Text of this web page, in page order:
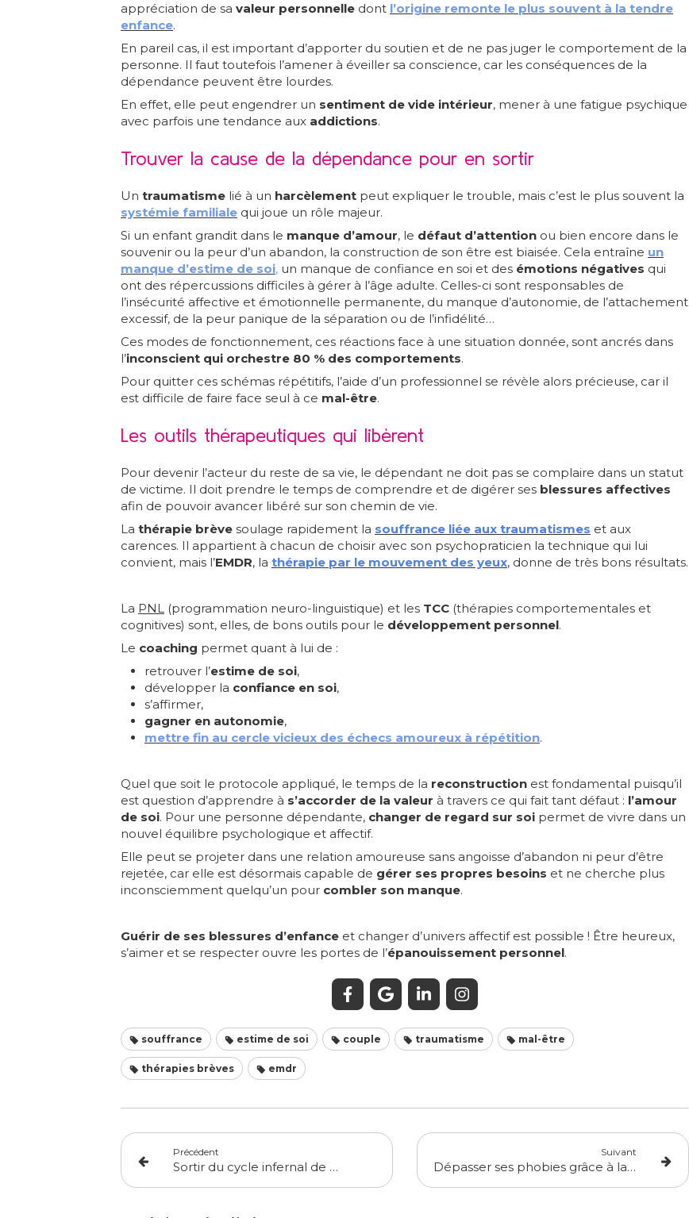
appréciation de sa valeur personnelle dont l’origine remonte le plus souvent à la tendre
enfance.
En pareil cas, il est important d’apporter du soutien et de ne pas juger le comportement de la
personne. Il faut toutefois l’amener à éveiller sa conscience, car les conséquences de la
dépendance peuvent être lourdes.
En effet, elle peut engendrer un sentiment de vide intérieur, mener à une fatigue psychique
avec parfois une tendance aux addictions.
Trouver la cause de la dépendance pour en sortir
Un traumatisme lié à un harcèlement peut expliquer le trouble, mais c’est le plus souvent la
systémie familiale qui joue un rôle majeur.
Si un enfant grandit dans le manque d’amour, le défaut d’attention ou bien encore dans le
souvenir ou la peur d’un abandon, la construction de son être est biaisée. Cela entraîne un
manque d’estime de soi, un manque de confiance en soi et des émotions négatives qui
ont des répercussions difficiles à gérer à l’âge adulte. Celles-ci sont responsables de
l’insécurité affective et émotionnelle permanente, du manque d’autonomie, de l’attachement
excessif, de la peur panique de la séparation ou de l’infidélité…
Ces modes de fonctionnement, ces réactions face à une situation donnée, sont ancrés dans
l’inconscient qui orchestre 80 % des comportements.
Pour quitter ces schémas répétitifs, l’aide d’un professionnel se révèle alors précieuse, car il
est difficile de faire face seul à ce mal-être.
Les outils thérapeutiques qui libèrent
Pour devenir l’acteur du reste de sa vie, le dépendant ne doit pas se complaire dans un statut
de victime. Il doit prendre le temps de comprendre et de digérer ses blessures affectives
afin de pouvoir avancer libéré sur son chemin de vie.
La thérapie brève soulage rapidement la souffrance liée aux traumatismes et aux
carences. Il appartient à chacun de choisir avec son psychopraticien la technique qui lui
convient, mais l’EMDR, la thérapie par le mouvement des yeux, donne de très bons résultats.
La PNL (programmation neuro-linguistique) et les TCC (thérapies comportementales et
cognitives) sont, elles, de bons outils pour le développement personnel.
Le coaching permet quant à lui de :
retrouver l’estime de soi,
développer la confiance en soi,
s’affirmer,
gagner en autonomie,
mettre fin au cercle vicieux des échecs amoureux à répétition.
Quel que soit le protocole appliqué, le temps de la reconstruction est fondamental puisqu’il
est question d’apprendre à s’accorder de la valeur à travers ce qui fait tant défaut : l’amour
de soi. Pour une personne dépendante, changer de regard sur soi permet de vivre dans un
nouvel équilibre psychologique et affectif.
Elle peut se projeter dans une relation amoureuse sans angoisse d’abandon ni peur d’être
rejetée, car elle est désormais capable de gérer ses propres besoins et ne cherche plus
inconsciemment quelqu’un pour combler son manque.
Guérir de ses blessures d’enfance et changer d’univers affectif est possible ! Être heureux,
s’aimer et se respecter ouvre les portes de l’épanouissement personnel.
souffrance estime de soi couple traumatisme mal-être
thérapies brèves emdr
Précédent
Sortir du cycle infernal de la déception amoureuse
Suivant
Dépasser ses phobies grâce à la réalité virtuelle